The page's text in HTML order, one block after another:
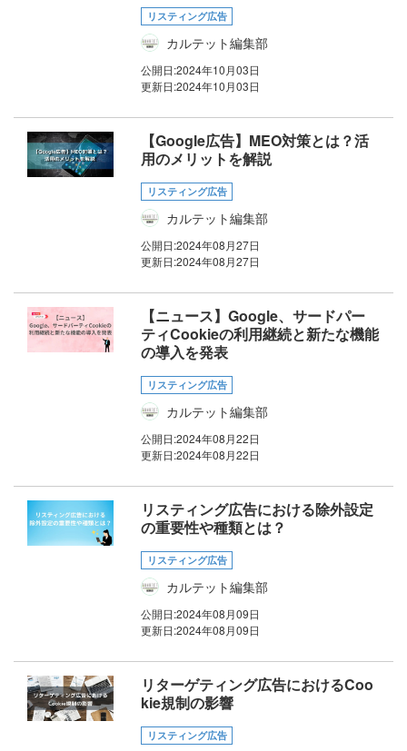
リスティング広告
カルテット編集部
公開日:2024年10月03日
更新日:2024年10月03日
【Google広告】MEO対策とは？活
用のメリットを解説
リスティング広告
カルテット編集部
公開日:2024年08月27日
更新日:2024年08月27日
【ニュース】Google、サードパー
ティCookieの利用継続と新たな機能
の導入を発表
リスティング広告
カルテット編集部
公開日:2024年08月22日
更新日:2024年08月22日
リスティング広告における除外設定
の重要性や種類とは？
リスティング広告
カルテット編集部
公開日:2024年08月09日
更新日:2024年08月09日
リターゲティング広告におけるCoo
kie規制の影響
リスティング広告